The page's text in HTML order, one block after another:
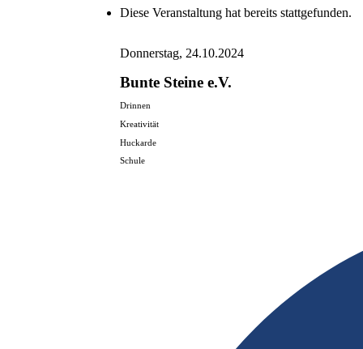
Diese Veranstaltung hat bereits stattgefunden.
Donnerstag, 24.10.2024
Bunte Steine e.V.
Drinnen
Kreativität
Huckarde
Schule